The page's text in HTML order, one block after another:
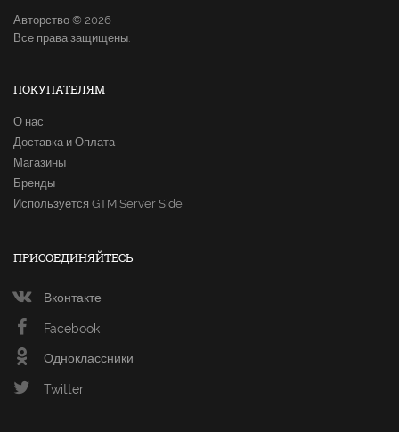
Авторство © 2026
Все права защищены.
ПОКУПАТЕЛЯМ
О нас
Доставка и Оплата
Магазины
Бренды
Используется GTM Server Side
ПРИСОЕДИНЯЙТЕСЬ
Вконтакте
Facebook
Одноклассники
Twitter